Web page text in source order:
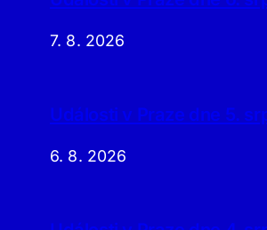
7. 8. 2026
Události v Praze dne 5.
6. 8. 2026